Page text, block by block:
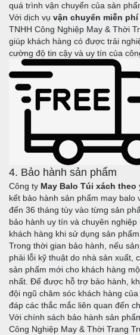
quá trình vận chuyển của sản
Với dịch vụ vận chuyển miễn
TNHH Công Nghiệp May & Thời
giúp khách hàng có được trải
cường độ tin cậy và uy tín của
4. Bảo hành sản phẩm
Công ty May Balo Túi xách theo
kết bảo hành sản phẩm may balo
đến 36 tháng tùy vào từng sản
bảo hành uy tín và chuyên
khách hàng khi sử dụng sản
Trong thời gian bảo hành, nếu
phải lỗi kỹ thuật do nhà sản xuất,
sản phẩm mới cho khách hàng
nhất. Để được hỗ trợ bảo hành,
đội ngũ chăm sóc khách hàng
đáp các thắc mắc liên quan đến
Với chính sách bảo hành sản
Công Nghiệp May & Thời Trang